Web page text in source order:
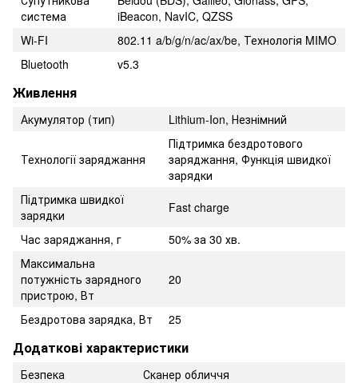
система
iBeacon, NavIC, QZSS
Wi-FI
802.11 a/b/g/n/ac/ax/be, Технологія MIMO
Bluetooth
v5.3
Живлення
Акумулятор (тип) Lithium-Ion, Незнімний
Технології заряджання
Підтримка бездротового
заряджання, Функція швидкої
зарядки
Підтримка швидкої
зарядки
Fast charge
Час заряджання, г
50% за 30 хв.
Максимальна
потужність зарядного
пристрою, Вт
20
Бездротова зарядка, Вт 25
Додаткові характеристики
Безпека
Сканер обличчя